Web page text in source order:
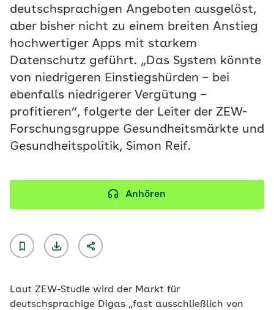
deutschsprachigen Angeboten ausgelöst,
aber bisher nicht zu einem breiten Anstieg
hochwertiger Apps mit starkem
Datenschutz geführt. „Das System könnte
von niedrigeren Einstiegshürden – bei
ebenfalls niedrigerer Vergütung –
profitieren“, folgerte der Leiter der ZEW-
Forschungsgruppe Gesundheitsmärkte und
Gesundheitspolitik, Simon Reif.
Anhören
Laut ZEW-Studie wird der Markt für
deutschsprachige Digas „fast ausschließlich von